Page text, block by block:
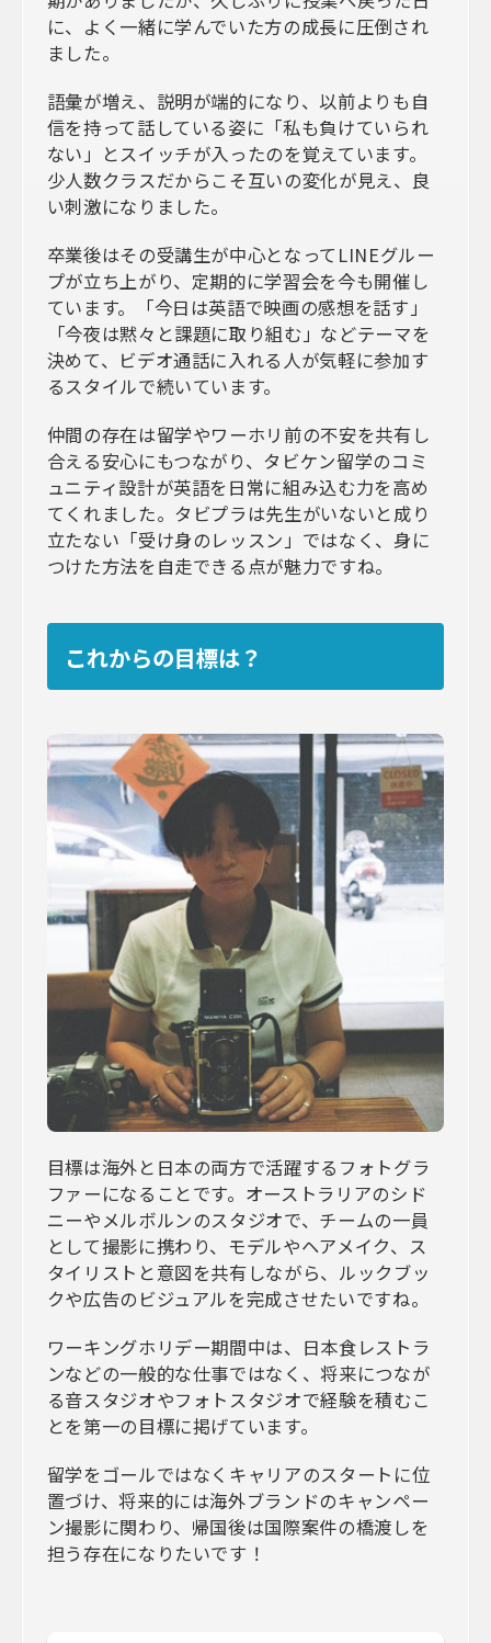
に、よく一緒に学んでいた方の成長に圧倒され
ました。
語彙が増え、説明が端的になり、以前よりも自
信を持って話している姿に「私も負けていられ
ない」とスイッチが入ったのを覚えています。
少人数クラスだからこそ互いの変化が見え、良
い刺激になりました。
卒業後はその受講生が中心となってLINEグルー
プが立ち上がり、定期的に学習会を今も開催し
ています。「今日は英語で映画の感想を話す」
「今夜は黙々と課題に取り組む」などテーマを
決めて、ビデオ通話に入れる人が気軽に参加す
るスタイルで続いています。
仲間の存在は留学やワーホリ前の不安を共有し
合える安心にもつながり、タビケン留学のコミ
ュニティ設計が英語を日常に組み込む力を高め
てくれました。タビプラは先生がいないと成り
立たない「受け身のレッスン」ではなく、身に
つけた方法を自走できる点が魅力ですね。
これからの目標は？
目標は海外と日本の両方で活躍するフォトグラ
ファーになることです。オーストラリアのシド
ニーやメルボルンのスタジオで、チームの一員
として撮影に携わり、モデルやヘアメイク、ス
タイリストと意図を共有しながら、ルックブッ
クや広告のビジュアルを完成させたいですね。
ワーキングホリデー期間中は、日本食レストラ
ンなどの一般的な仕事ではなく、将来につなが
る音スタジオやフォトスタジオで経験を積むこ
とを第一の目標に掲げています。
留学をゴールではなくキャリアのスタートに位
置づけ、将来的には海外ブランドのキャンペー
ン撮影に関わり、帰国後は国際案件の橋渡しを
担う存在になりたいです！